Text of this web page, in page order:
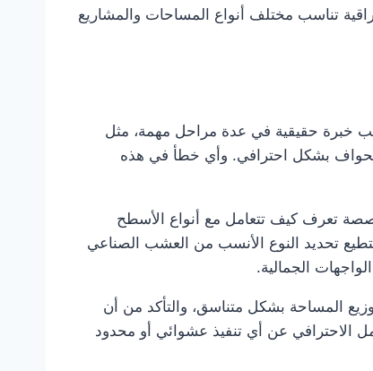
تناسب مختلف أنواع المساحات والمشاريع
خبرة حقيقية في عدة مراحل مهمة، مثل
والحواف بشكل احترافي. وأي خطأ في هذه
تعرف كيف تتعامل مع أنواع الأسطح
تحديد النوع الأنسب من العشب الصناعي
الجمالية.
المساحة بشكل متناسق، والتأكد من أن
الاحترافي عن أي تنفيذ عشوائي أو محدود